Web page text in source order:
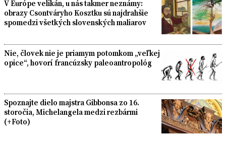
V Európe velikán, u nás takmer neznámy:
obrazy Csontváryho Kosztku sú najdrahšie
spomedzi všetkých slovenských maliarov
Nie, človek nie je priamym potomkom „veľkej
opice“, hovorí francúzsky paleoantropológ
Spoznajte dielo majstra Gibbonsa zo 16.
storočia, Michelangela medzi rezbármi
(+Foto)